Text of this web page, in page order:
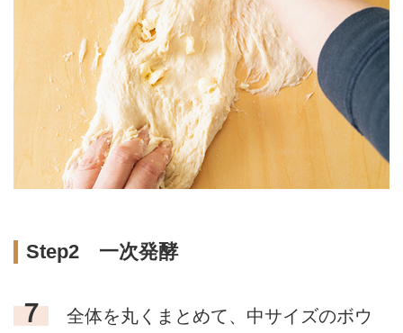
Step2 一次発酵
７
全体を丸くまとめて、中サイズのボウ